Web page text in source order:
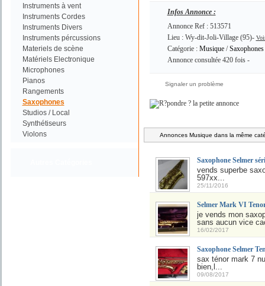
Instruments à vent
Instruments Cordes
Instruments Divers
Instruments pércussions
Materiels de scène
Matériels Electronique
Microphones
Pianos
Rangements
Saxophones
Studios / Local
Synthétiseurs
Violons
Infos Annonce :
Annonce Ref : 513571
Lieu : Wy-dit-Joli-Village (95)-
Catégorie : Musique/Saxophones
Annonce consultée 420 fois -
Signaler un problème
Annonces Musique dans la même
Saxophone Selmer
vends superbe
597xx...
25/11/2016
Selmer Mark VI
je vends mon
sans aucun vice
16/02/2017
Saxophone Selmer
sax ténor mark 7
bien,l...
09/08/2017